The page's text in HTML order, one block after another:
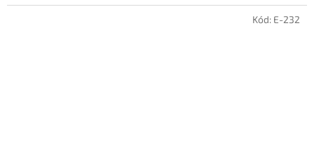
Kód: E-232